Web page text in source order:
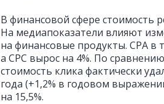
В финансовой сфере стоимость
На медиапоказатели влияют
на финансовые продукты. СРА в
а СРС вырос на 4%. По
стоимость клика фактически
года (+1,2% в годовом
на 15,5%.